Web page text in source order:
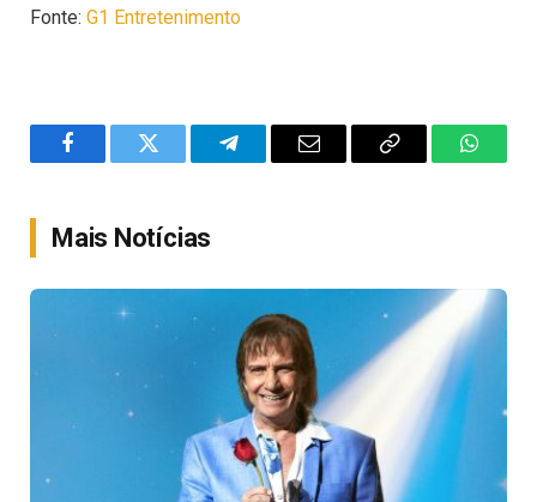
Fonte: G1 Entretenimento
FacebookTwitter TelegramEmail
Copy
Mais Notícias